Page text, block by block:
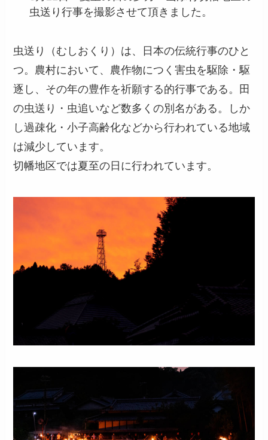
虫送り行事を撮影させて頂きました。
虫送り（むしおくり）は、日本の伝統行事のひと
つ。農村において、農作物につく害虫を駆除・駆
逐し、その年の豊作を祈願する的行事である。田
の虫送り・虫追いなど数多くの別名がある。しか
し過疎化・小子高齢化などから行われている地域
は減少しています。
切幡地区では夏至の日に行われています。